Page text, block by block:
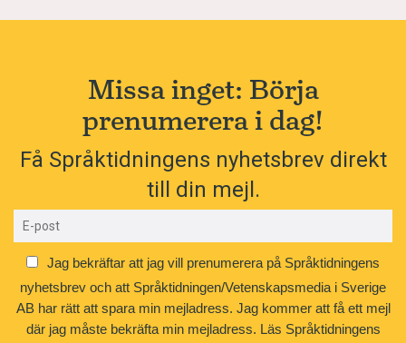
Missa inget: Börja
prenumerera i dag!
Få Språktidningens nyhetsbrev direkt
till din mejl.
Jag bekräftar att jag vill prenumerera på Språktidningens
nyhetsbrev och att Språktidningen/Vetenskapsmedia i Sverige
AB har rätt att spara min mejladress. Jag kommer att få ett mejl
där jag måste bekräfta min mejladress. Läs Språktidningens